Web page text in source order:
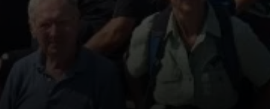
© Dav Gangkofen